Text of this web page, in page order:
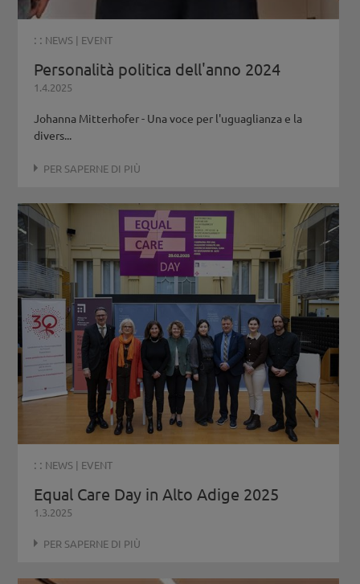
: : NEWS | EVENT
Personalità politica dell'anno 2024
1.4.2025
Johanna Mitterhofer - Una voce per l'uguaglianza e la
divers...
PER SAPERNE DI PIÙ
: : NEWS | EVENT
Equal Care Day in Alto Adige 2025
1.3.2025
PER SAPERNE DI PIÙ